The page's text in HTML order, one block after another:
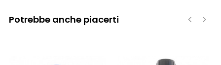
Potrebbe anche piacerti